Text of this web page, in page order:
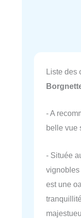
Liste des
- A
belle vue
- Située
vignobles
est une